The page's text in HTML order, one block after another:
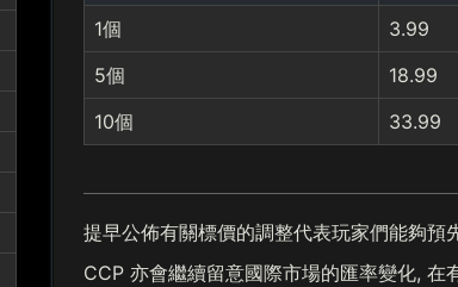
1個
3.99
5個
18.99
10個
33.99
提早公佈有關標價的調整代表玩家們能夠預
CCP 亦會繼續留意國際市場的匯率變化, 在